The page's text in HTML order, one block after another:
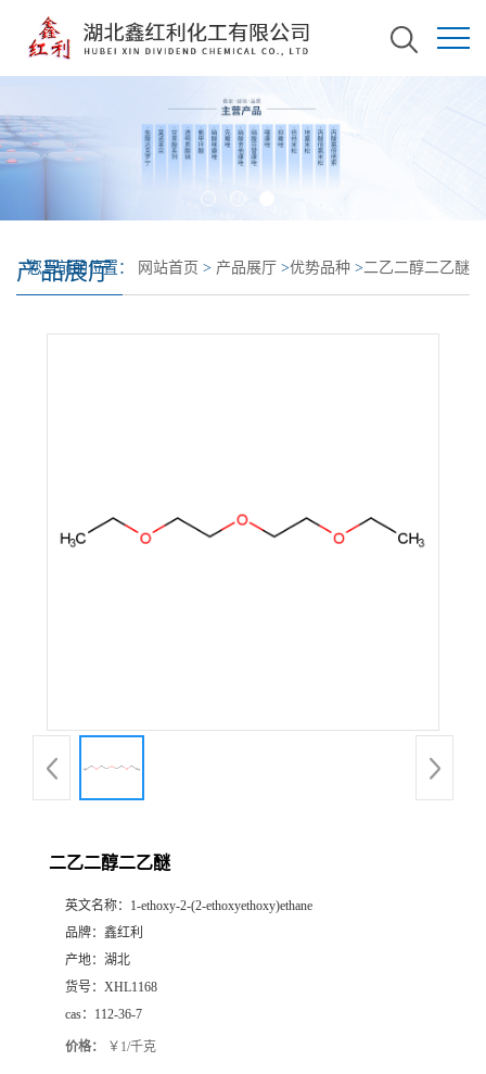
产品展厅
您当前的位置： 网站首页 > 产品展厅 >优势品种 >二乙二醇二乙醚
二乙二醇二乙醚
英文名称： 1-ethoxy-2-(2-ethoxyethoxy)ethane
品牌： 鑫红利
产地： 湖北
货号： XHL1168
cas： 112-36-7
价格： ￥1/千克